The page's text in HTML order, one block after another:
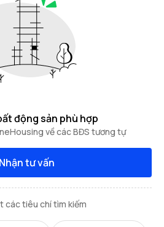
động sản phù hợp
về các BĐS tương tự
Nhận tư vấn
các tiêu chí tìm kiếm